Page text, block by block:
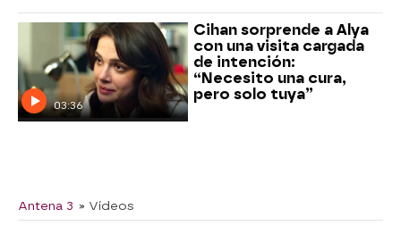
03:36
Cihan sorprende a Alya
con una visita cargada
de intención:
“Necesito una cura,
pero solo tuya”
Antena 3 » Vídeos